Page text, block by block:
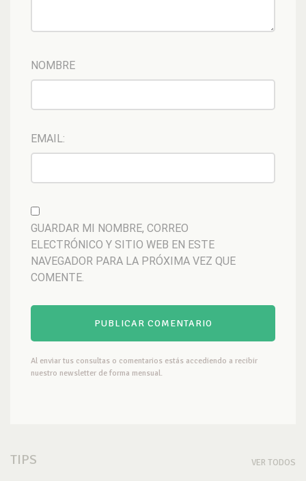
NOMBRE
EMAIL:
GUARDAR MI NOMBRE, CORREO
ELECTRÓNICO Y SITIO WEB EN ESTE
NAVEGADOR PARA LA PRÓXIMA VEZ QUE
COMENTE.
Al enviar tus consultas o comentarios estás accediendo a recibir
nuestro newsletter de forma mensual.
TIPS VER TODOS